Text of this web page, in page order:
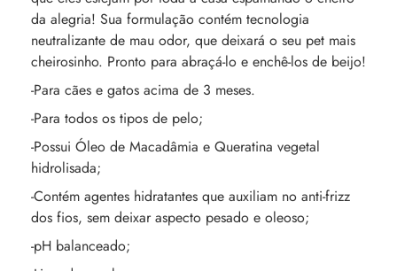
da alegria! Sua formulação contém tecnologia
neutralizante de mau odor, que deixará o seu pet mais
cheirosinho. Pronto para abraçá-lo e enchê-los de beijo!
-Para cães e gatos acima de 3 meses.
-Para todos os tipos de pelo;
-Possui Óleo de Macadâmia e Queratina vegetal
hidrolisada;
-Contém agentes hidratantes que auxiliam no anti-frizz
dos fios, sem deixar aspecto pesado e oleoso;
-pH balanceado;